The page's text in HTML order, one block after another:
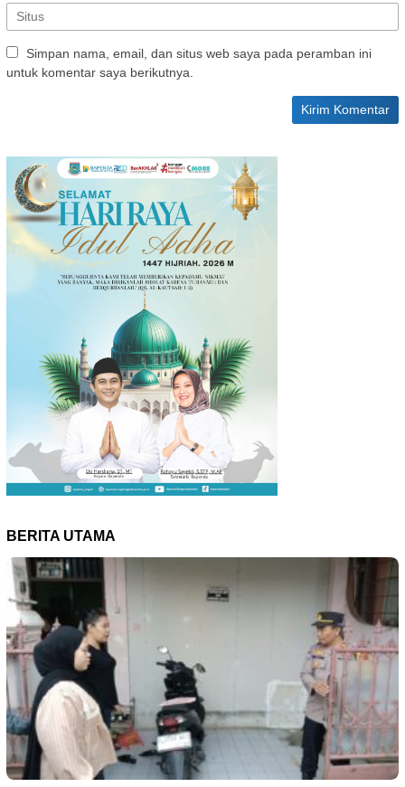
Simpan nama, email, dan situs web saya pada peramban ini
untuk komentar saya berikutnya.
BERITA UTAMA